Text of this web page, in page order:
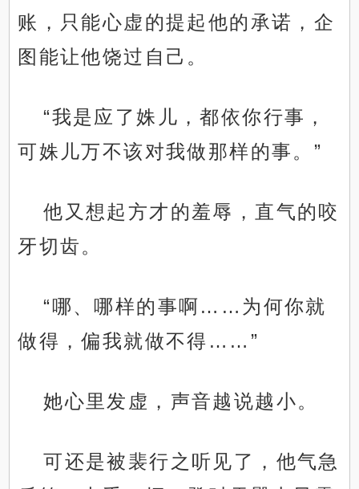
账，只能心虚的提起他的承诺，企
图能让他饶过自己。
“我是应了姝儿，都依你行事，
可姝儿万不该对我做那样的事。”
他又想起方才的羞辱，直气的咬
牙切齿。
“哪、哪样的事啊……为何你就
做得，偏我就做不得……”
她心里发虚，声音越说越小。
可还是被裴行之听见了，他气急